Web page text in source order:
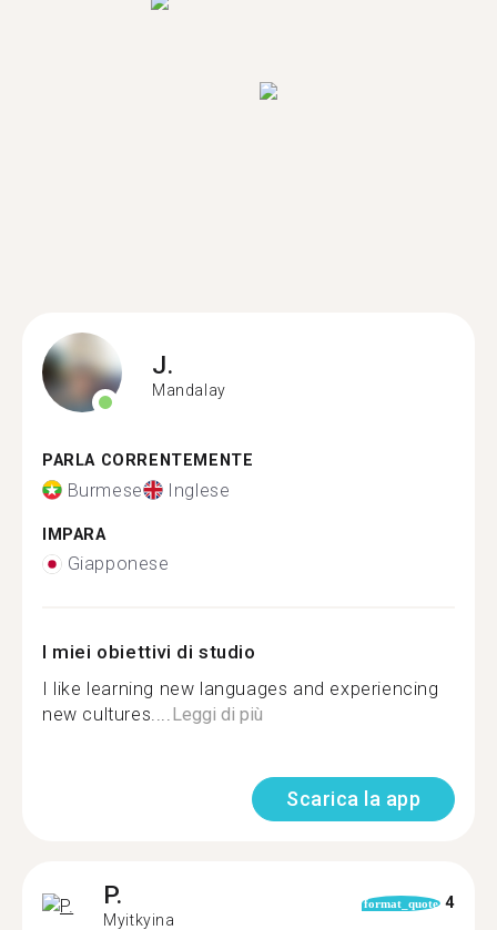
J.
Mandalay
PARLA CORRENTEMENTE
Burmese Inglese
IMPARA
Giapponese
I miei obiettivi di studio
I like learning new languages and experiencing
new cultures....Leggi di più
Scarica la app
P.
Myitkyina
format_quote 4